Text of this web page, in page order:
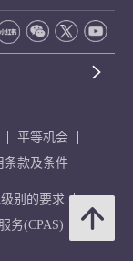
平等机会
条款及条件
别的要求
务(CPAS)